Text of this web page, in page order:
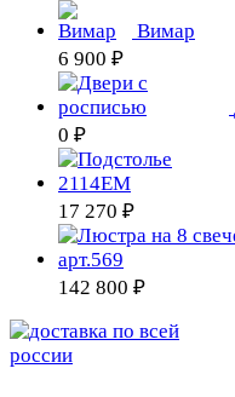
Вимар
6 900 ₽
0 ₽
17 270 ₽
142 800 ₽